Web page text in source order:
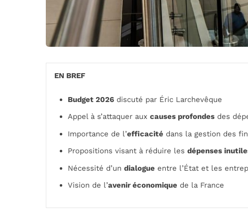
EN BREF
Budget 2026 discuté par Éric Larchevêque
Appel à s’attaquer aux causes profondes des
Importance de l’efficacité dans la gestion des
Propositions visant à réduire les dépenses
Nécessité d’un dialogue entre l’État et les
Vision de l’avenir économique de la France